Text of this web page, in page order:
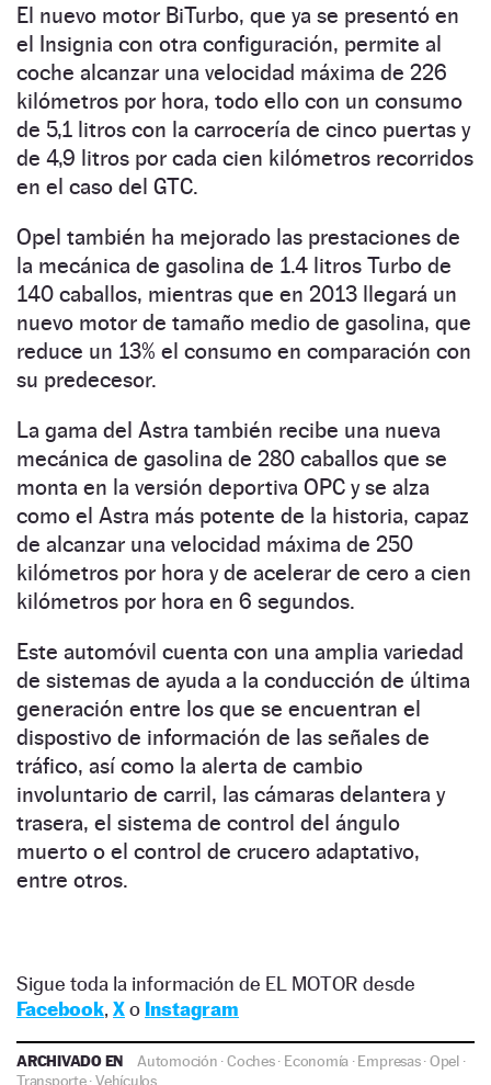
El nuevo motor BiTurbo, que ya se presentó en
el Insignia con otra configuración, permite al
coche alcanzar una velocidad máxima de 226
kilómetros por hora, todo ello con un consumo
de 5,1 litros con la carrocería de cinco puertas y
de 4,9 litros por cada cien kilómetros recorridos
en el caso del GTC.
Opel también ha mejorado las prestaciones de
la mecánica de gasolina de 1.4 litros Turbo de
140 caballos, mientras que en 2013 llegará un
nuevo motor de tamaño medio de gasolina, que
reduce un 13% el consumo en comparación con
su predecesor.
La gama del Astra también recibe una nueva
mecánica de gasolina de 280 caballos que se
monta en la versión deportiva OPC y se alza
como el Astra más potente de la historia, capaz
de alcanzar una velocidad máxima de 250
kilómetros por hora y de acelerar de cero a cien
kilómetros por hora en 6 segundos.
Este automóvil cuenta con una amplia variedad
de sistemas de ayuda a la conducción de última
generación entre los que se encuentran el
dispostivo de información de las señales de
tráfico, así como la alerta de cambio
involuntario de carril, las cámaras delantera y
trasera, el sistema de control del ángulo
muerto o el control de crucero adaptativo,
entre otros.
Sigue toda la información de EL MOTOR desde
Facebook, Xo Instagram
ARCHIVADO EN Automoción ·Coches· Economía ·Empresas·Opel ·
Transporte·Vehículos